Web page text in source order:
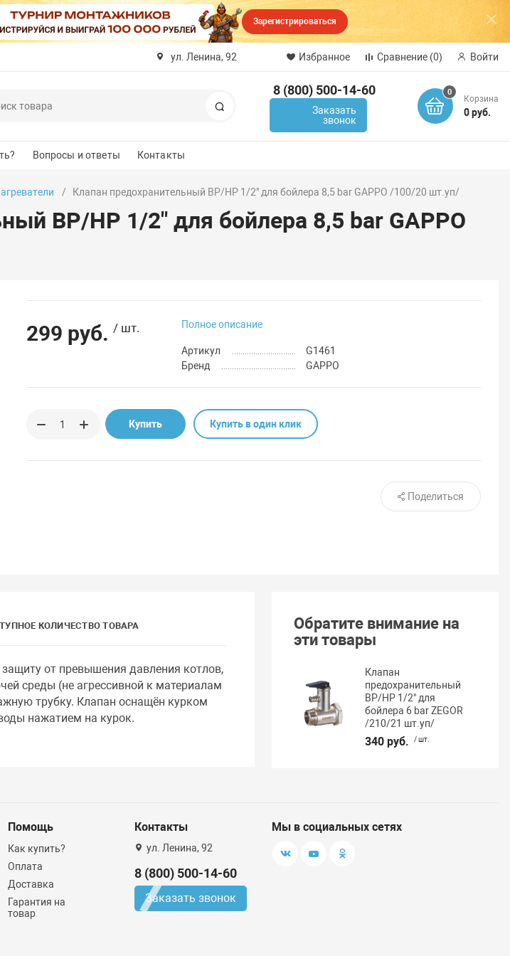
Зарегистрироваться
ул. Ленина, 92 Избранное Сравнение (0) Войти
8 (800) 500-14-60
Заказать
звонок
0
Корзина
0 руб.
Вопросы и ответы Контакты
Клапан предохранительный ВР/НР 1/2" для бойлера 8,5 bar GAPPO /100/20 шт.уп/
ВР/НР 1/2" для бойлера 8,5 bar GAPPO
299 руб. / шт. Полное описание
Артикул
G1461
Бренд
GAPPO
Купить Купить в один клик
Поделиться
КОЛИЧЕСТВО ТОВАРА
от превышения давления котлов,
среды (не агрессивной к материалам
трубку. Клапан оснащён курком
нажатием на курок.
Обратите внимание на
эти товары
Клапан
предохранительный
ВР/НР 1/2" для
бойлера 6 bar ZEGOR
/210/21 шт.уп/
340 руб. / шт.
Помощь
Как купить?
Оплата
Доставка
Гарантия на
товар
Контакты
ул. Ленина, 92
8 (800) 500-14-60
Заказать звонок
Мы в социальных сетях